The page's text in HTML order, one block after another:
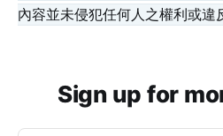
內容並未侵犯任何人之權利或違
Sign up for